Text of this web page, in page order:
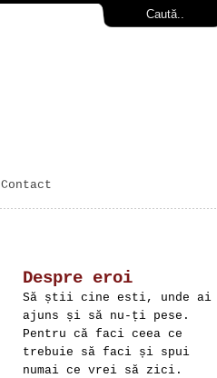
Contact
Despre eroi
Să știi cine esti, unde ai
ajuns și să nu-ți pese.
Pentru că faci ceea ce
trebuie să faci și spui
numai ce vrei să zici.